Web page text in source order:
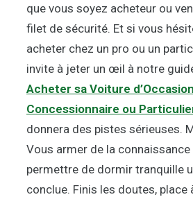
que vous soyez acheteur ou
filet de sécurité. Et si vous
acheter chez un pro ou un
invite à jeter un œil à notre
Acheter sa Voiture
Concessionnaire ou
donnera des pistes sérieuses.
Vous armer de la
permettre de dormir tranquille
conclue. Finis les doutes, place